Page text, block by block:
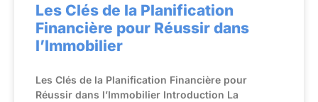
Les Clés de la Planification
Financière pour Réussir dans
l’Immobilier
Les Clés de la Planification Financière pour
Réussir dans l’Immobilier Introduction La